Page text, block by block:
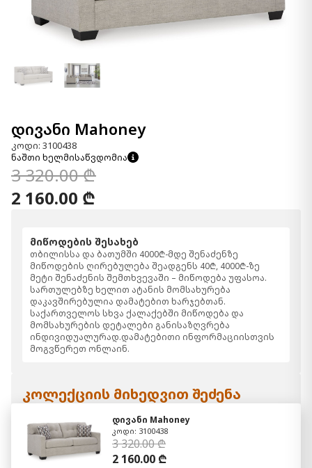
დივანი Mahoney
კოდი: 3100438
ნაშთი ხელმისაწვდომია
3 320.00 ₾
2 160.00 ₾
მიწოდების შესახებ
თბილისსა და ბათუმში 4000₾-მდე შენაძენზე
მიწოდების ღირებულება შეადგენს 40₾, 4000₾-ზე
მეტი შენაძენის შემთხვევაში – მიწოდება უფასოა.
სართულებზე ხელით ატანის მომსახურება
დაკავშირებულია დამატებით ხარჯებთან.
საქართველოს სხვა ქალაქებში მიწოდება და
მომსახურების დეტალები განისაზღვრება
ინდივიდუალურად.დამატებითი ინფორმაციისთვის
მოგვწერეთ ონლაინ.
კოლექციის მიხედვით შეძენა
დივანი Mahoney
კოდი: 3100438
3 320.00 ₾
2 160.00 ₾